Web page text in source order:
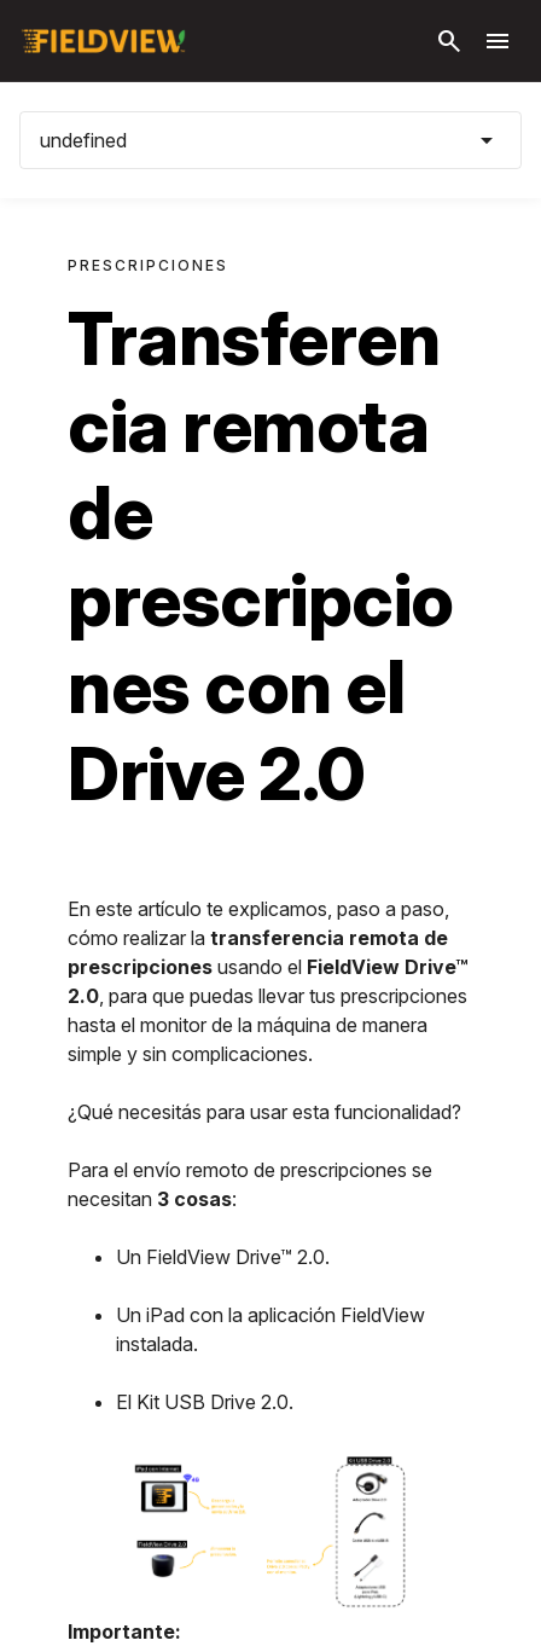
search menu
undefined arrow_drop_down
PRESCRIPCIONES
Transferen
cia remota
de
prescripcio
nes con el
Drive 2.0
En este artículo te explicamos, paso a paso,
cómo realizar la transferencia remota de
prescripciones usando el FieldView Drive™
2.0, para que puedas llevar tus prescripciones
hasta el monitor de la máquina de manera
simple y sin complicaciones.
¿Qué necesitás para usar esta funcionalidad?
Para el envío remoto de prescripciones se
necesitan 3 cosas:
Un FieldView Drive™ 2.0.
Un iPad con la aplicación FieldView
instalada.
El Kit USB Drive 2.0.
Importante: